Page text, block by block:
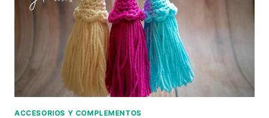
ACCESORIOS Y COMPLEMENTOS